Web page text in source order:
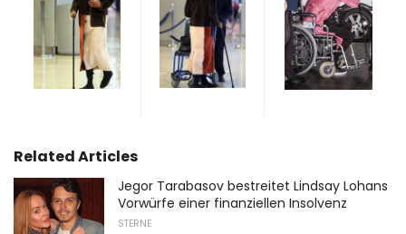
Related Articles
Jegor Tarabasov bestreitet Lindsay Lohans
Vorwürfe einer finanziellen Insolvenz
STERNE